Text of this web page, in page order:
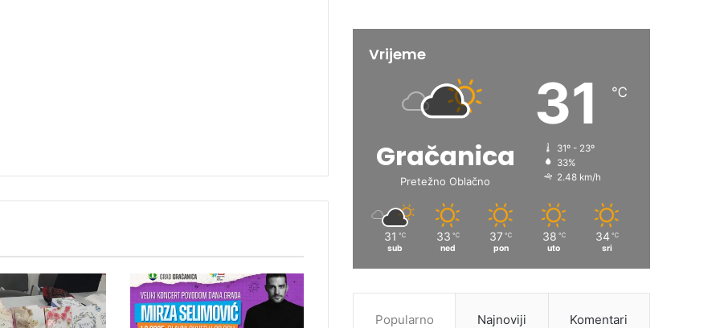
Vrijeme
Gračanica
Pretežno Oblačno
31 ℃
31º - 23º
33%
2.48 km/h
31 ℃
sub
33 ℃
ned
37 ℃
pon
38 ℃
uto
34 ℃
sri
Popularno Najnoviji Komentari